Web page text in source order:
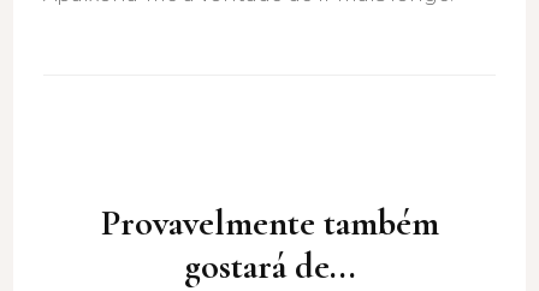
Provavelmente também
gostará de...